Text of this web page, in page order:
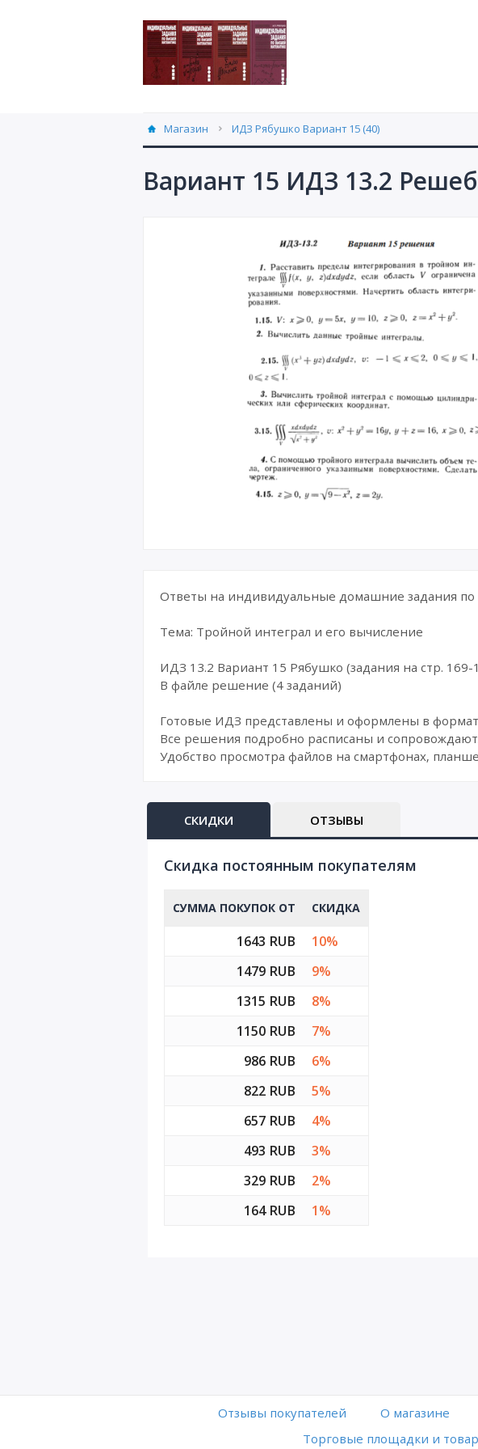
Магазин ИДЗ Рябушко Вариант 15 (40)
Вариант 15 ИДЗ 13.2
Ответы на индивидуальные домашние задания
Тема: Тройной интеграл и его вычисление
ИДЗ 13.2 Вариант 15 Рябушко (задания на стр. 169-
В файле решение (4 заданий)
Готовые ИДЗ представлены и оформлены в
Все решения подробно расписаны и
Удобство просмотра файлов на смартфонах,
СКИДКИ ОТЗЫВЫ
Cкидка постоянным покупателям
СУММА ПОКУПОК ОТ СКИДКА
1643 RUB
10%
1479 RUB
9%
1315 RUB
8%
1150 RUB
7%
986 RUB
6%
822 RUB
5%
657 RUB
4%
493 RUB
3%
329 RUB
2%
164 RUB
1%
Отзывы покупателей O магазине
Торговые площадки и